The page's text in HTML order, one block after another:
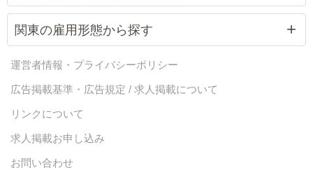
関東の雇用形態から探す
運営者情報・プライバシーポリシー
広告掲載基準・広告規定 / 求人掲載について
リンクについて
求人掲載お申し込み
お問い合わせ